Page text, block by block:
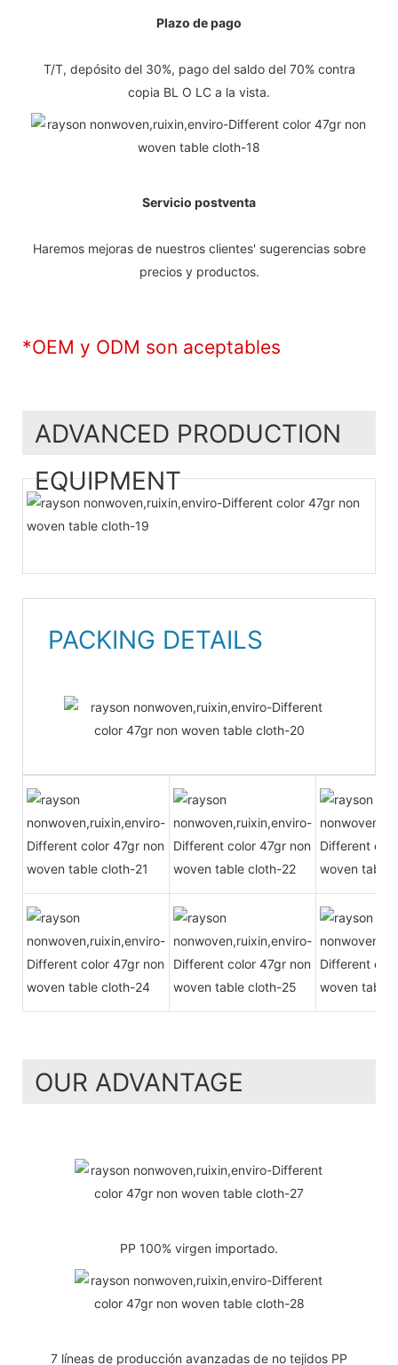
Plazo de pago
T/T, depósito del 30%, pago del saldo del 70% contra
copia BL O LC a la vista.
Servicio postventa
Haremos mejoras de nuestros clientes' sugerencias sobre
precios y productos.
*OEM y ODM son aceptables
ADVANCED PRODUCTION
EQUIPMENT
PACKING DETAILS
OUR ADVANTAGE
PP 100% virgen importado.
7 líneas de producción avanzadas de no tejidos PP